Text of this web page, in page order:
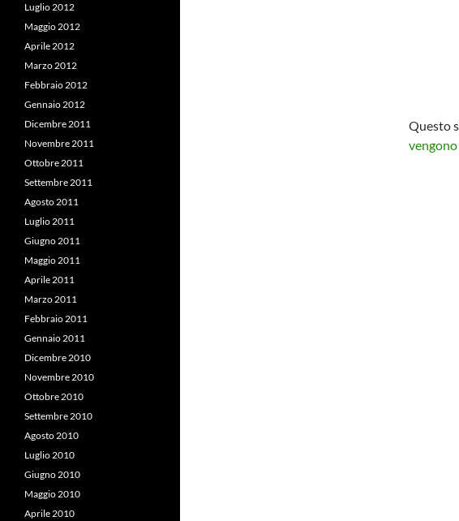
Questo
Luglio 2012
Maggio 2012
Aprile 2012
Marzo 2012
Febbraio 2012
Gennaio 2012
Dicembre 2011
Novembre 2011
Ottobre 2011
Settembre 2011
Agosto 2011
Luglio 2011
Giugno 2011
Maggio 2011
Aprile 2011
Marzo 2011
Febbraio 2011
Gennaio 2011
Dicembre 2010
Novembre 2010
Ottobre 2010
Settembre 2010
Agosto 2010
Luglio 2010
Giugno 2010
Maggio 2010
Aprile 2010